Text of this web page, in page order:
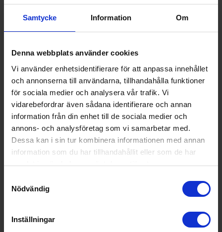
Samtycke Information Om
Denna webbplats använder cookies
Vi använder enhetsidentifierare för att anpassa innehållet
och annonserna till användarna, tillhandahålla funktioner
för sociala medier och analysera vår trafik. Vi
vidarebefordrar även sådana identifierare och annan
information från din enhet till de sociala medier och
annons- och analysföretag som vi samarbetar med.
Dessa kan i sin tur kombinera informationen med annan
information som du har tillhandahållit eller som de har
samlat in när du har använt deras tjänster.
Nödvändig
Inställningar
KÖP
EmerioRCE1101185